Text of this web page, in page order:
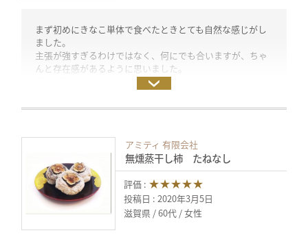
まず初めにきなこ単体で食べたときとても自然な感じがし
ました。
主張が強すぎるわけではなく、何にでも合いますが、ちゃ
んと存在感があるように思いました。
そこで私なりにいろんな料理に使わせていただきました。
きなこクリームのロールケーキ、きなこと紅茶のパウンド
ケーキ、きなこのアマンド、きなこクリーむのティラミス
ありがとうございました。
投稿日：2020年3月5日（試食モニター）
アミティ 有限会社
無燻蒸干し柿 たねなし
評価 : ★★★★★
投稿日 : 2020年3月5日
滋賀県
60代 女性